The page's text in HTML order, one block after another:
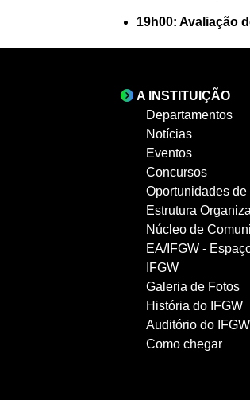
19h00: Avaliação
A INSTITUIÇÃO
Departamentos
Notícias
Eventos
Concursos
Oportunidades
Estrutura
Núcleo de
EA/IFGW -
IFGW
Galeria de Fotos
História do IFGW
Auditório do IFGW
Como chegar